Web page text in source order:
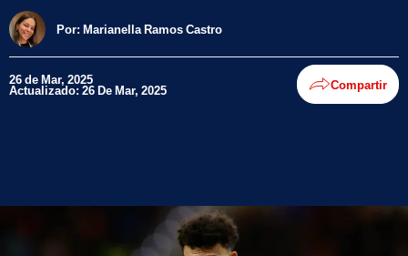
Por: Marianella Ramos Castro
26 de Mar, 2025
Actualizado: 26 De Mar, 2025 Compartir